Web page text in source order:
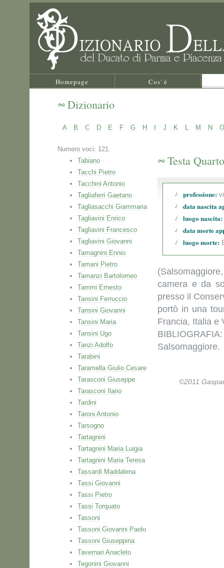
Homepage Cos' è
Dizionario
A B C D E F G H J K L M N O
Numero voci: 121.
Tabiano
Tacchi Pietro
Tacchini Antonio
Tagliaferri Gaetano
Tagliasacchi Giammaria
Tagliavini Enrico
Tagliavini Francesco
Tagliavini Giovanni
Tamagnini Ennio
Tamani Pietro
Tamanzi Bartolomeo
Tammi Ernesto
Tansini Ferruccio
Tansini Giovanni
Tansini Maria
Tansini Ugo
Tanzi Adolfo
Tarabini
Taramella Giulio Cesare
Tarasconi Giuseppe
Tarasconi Ilario
Tardini
Taroni Antonio
Tarsogno
Tartagnini
Tartagnini Maria Luigia
Tartagnini Maria Teresa
Tassardi Maddalena
Tassi Giovanni
Tassi Pietro
Tassi Torquato
Tassoni
Tassoni Giovanni Paolo
Tassoni Giuseppina
Tavernari Anacleto
Tegonini Giovanni
Testa Quarto
professione:
data nascita
luogo nascita:
data morte
luogo morte:
camera e da
presso il
portò in una
Francia, Italia e
Salsomaggiore.
©2011